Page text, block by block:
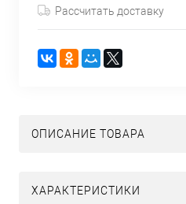
Рассчитать доставку
ОПИСАНИЕ ТОВАРА
ХАРАКТЕРИСТИКИ